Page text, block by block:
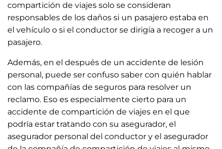
compartición de viajes solo se consideran
responsables de los daños si un pasajero estaba en
el vehículo o si el conductor se dirigía a recoger a un
pasajero.
Además, en el después de un accidente de lesión
personal, puede ser confuso saber con quién hablar
con las compañías de seguros para resolver un
reclamo. Eso es especialmente cierto para un
accidente de compartición de viajes en el que
podría estar tratando con su asegurador, el
asegurador personal del conductor y el asegurador